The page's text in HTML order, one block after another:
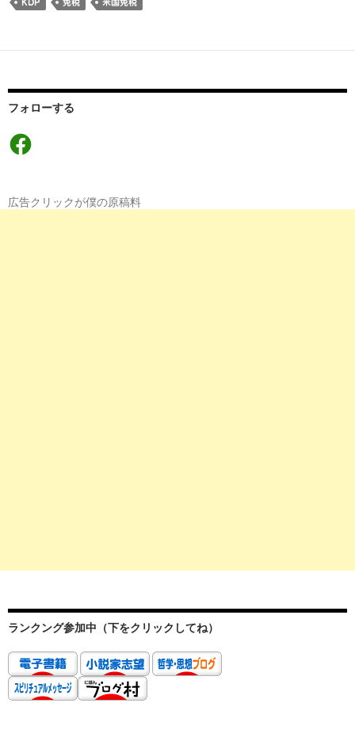
KDP 免税 米国免税
フォローする
Facebook
広告クリックが僕の原稿料
ランクング参加中（下をクリックしてね）